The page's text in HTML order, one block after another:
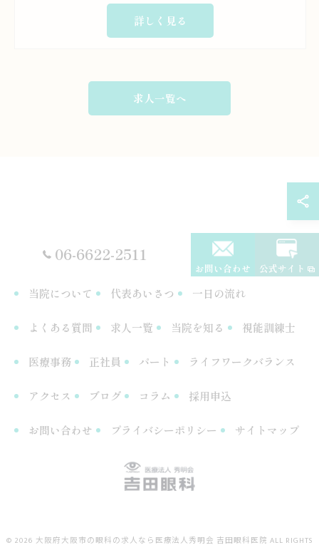
詳しく見る
求人一覧へ
06-6622-2511
お問い合わせ 公式サイト
当院について 代表あいさつ 一日の流れ
よくある質問 求人一覧 当院を知る 視能訓練士
医療事務 正社員 パート ライフワークバランス
アクセス ブログ コラム 採用申込
お問い合わせ プライバシーポリシー サイトマップ
© 2026 大阪府大阪市の眼科の求人なら医療法人秀明会 吉田眼科医院 ALL RIGHTS